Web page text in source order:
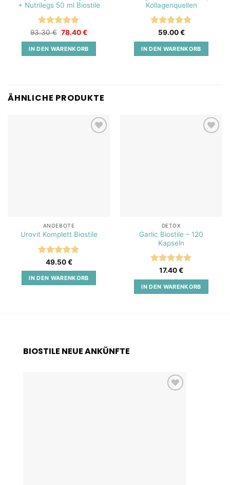
+ Nutrilegs 50 ml Biostile
Bewertet
mit5von
5
93.30€ Ursprünglicher
war:
93.30 €
78.40€Aktueller
ist:
78.40 €.
IN DEN WARENKORB
Kollagenquellen
Bewertet
mit5von
5
59.00€
IN DEN WARENKORB
ÄHNLICHE PRODUKTE
ANGEBOTE
Urovit Komplett Biostile
Bewertet
mit5von
5
49.50€
IN DEN WARENKORB
DETOX
Garlic Biostile – 120
Kapseln
Bewertet
mit5von
5
17.40€
IN DEN WARENKORB
BIOSTILE NEUE ANKÜNFTE